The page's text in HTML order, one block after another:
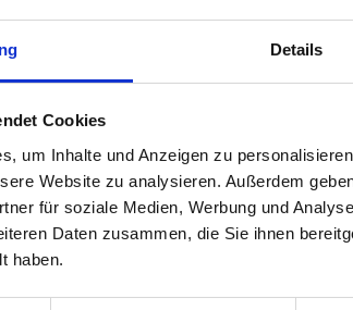
Details
Cookies
um Inhalte und Anzeigen zu
Website zu analysieren. Außerdem
für soziale Medien, Werbung und
Daten zusammen, die Sie ihnen
haben.
Gynäkologie